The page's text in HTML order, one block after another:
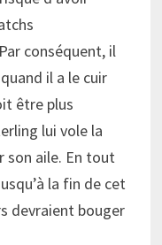
conséquent, il
il a le cuir
être plus
lui vole la
son aile. En tout
la fin de cet
devraient bouger